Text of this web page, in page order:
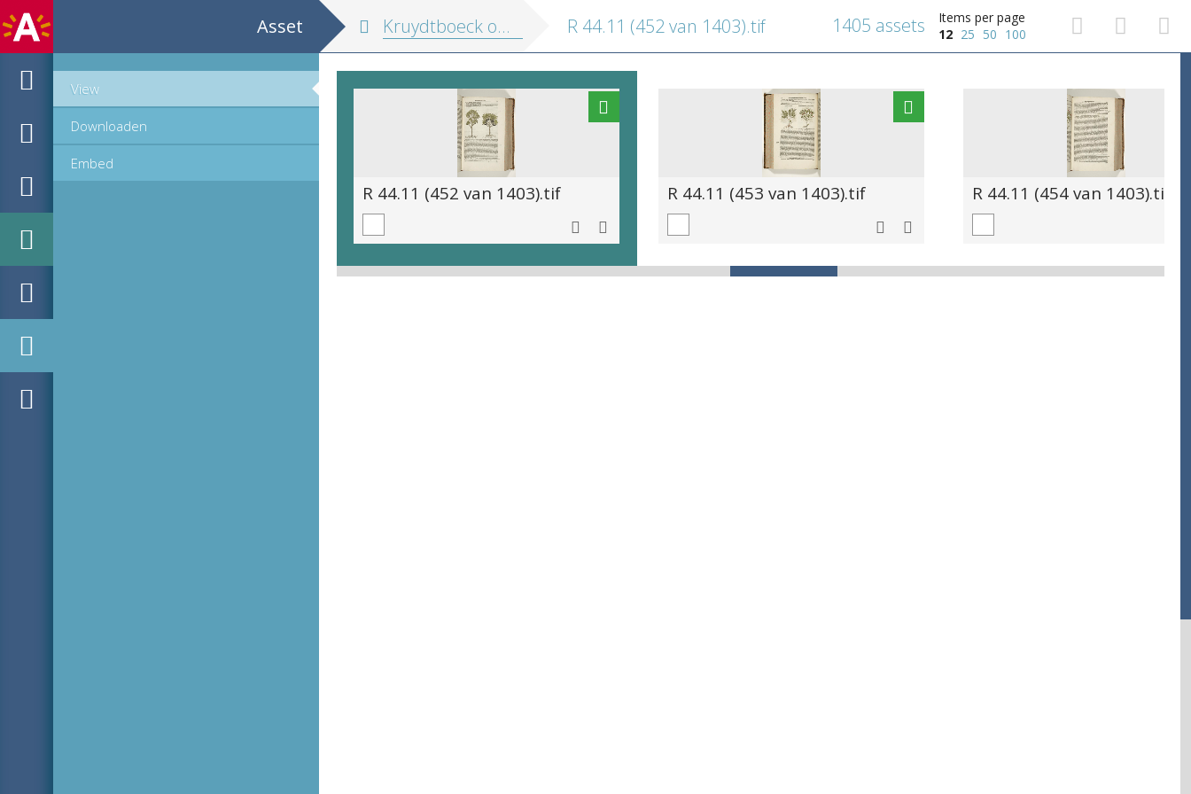
Asset
View
Downloaden
Embed
Kruydtboeck oft Beschrijvinghe van allerleye ghewassen, kruyderen, hesteren, ende gheboomten R 44.11 (452 van 1403).tif
Items per page
12 25 50 100
1405 assets
R 44.11 (452 van 1403).tif R 44.11 (453 van 1403).tif R 44.11 (454 van 1403).tif